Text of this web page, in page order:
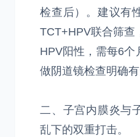
检查后）。建议有
TCT+HPV联合筛查
HPV阳性，需每6个
做阴道镜检查明确有
二、子宫内膜炎与
乱下的双重打击。